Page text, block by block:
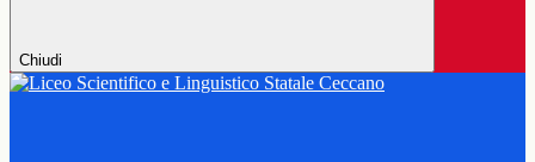
Chiudi